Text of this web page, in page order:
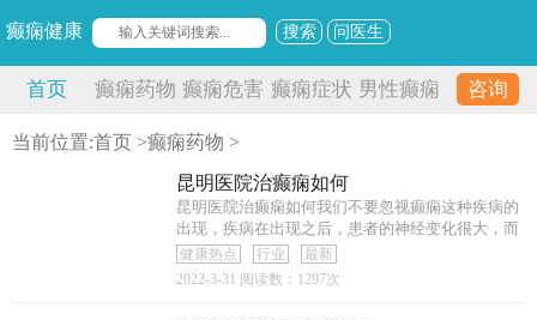
癫痫健康 搜索 问医生
首页 癫痫药物 癫痫危害 癫痫症状 男性癫痫 咨询
当前位置:首页 >癫痫药物 >
昆明医院治癫痫如何
昆明医院治癫痫如何我们不要忽视癫痫这种疾病的
出现，疾病在出现之后，患者的神经变化很大，而
且
健康热点 行业
最新
2022-3-31 阅读数：1297次